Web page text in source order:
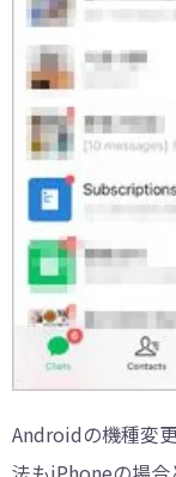
Androidの機種変